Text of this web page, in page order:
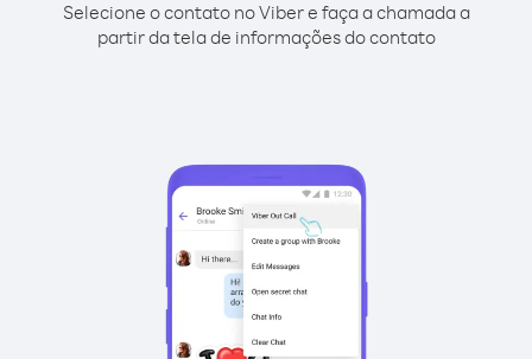
Selecione o contato no Viber e faça a chamada a
partir da tela de informações do contato